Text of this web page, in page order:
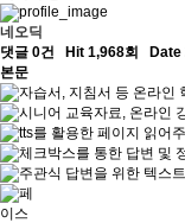
네오딕
댓글 0건
Hit 1,968회
본문